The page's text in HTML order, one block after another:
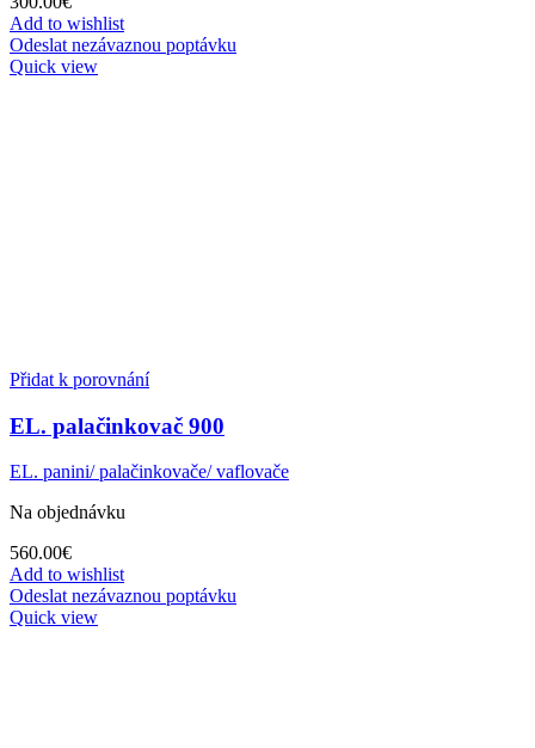
Add to wishlist
Odeslat nezávaznou poptávku
Quick view
Přidat k porovnání
EL. palačinkovač 900
EL. panini/ palačinkovače/ vaflovače
Na objednávku
560.00€
Add to wishlist
Odeslat nezávaznou poptávku
Quick view